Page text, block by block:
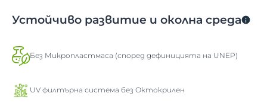
Устойчиво развитие и околна среда
Без Микропластмаса (според дефиницията на UNEP)
UV филтърна система без Октокрилен